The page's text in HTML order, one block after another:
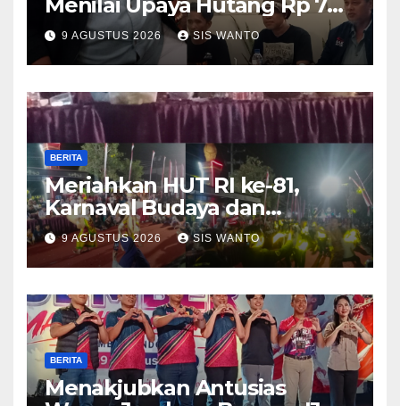
Milyar Percepatan
Pembangunan Relatif
9 AGUSTUS 2026 SIS WANTO
BERITA
Meriahkan HUT RI ke-81,
Karnaval Budaya dan
Dentuman Sound Horeg
Lighting Lampu Hiasi Langit
Desa Weringinrejo
9 AGUSTUS 2026 SIS WANTO
BERITA
Menakjubkan Antusias